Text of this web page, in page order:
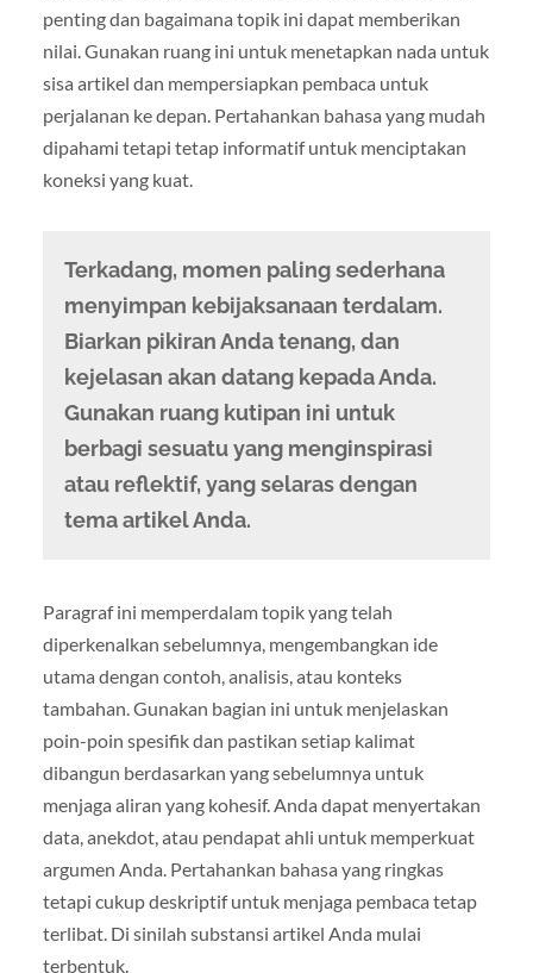
penting dan bagaimana topik ini dapat memberikan
nilai. Gunakan ruang ini untuk menetapkan nada untuk
sisa artikel dan mempersiapkan pembaca untuk
perjalanan ke depan. Pertahankan bahasa yang mudah
dipahami tetapi tetap informatif untuk menciptakan
koneksi yang kuat.
Terkadang, momen paling sederhana
menyimpan kebijaksanaan terdalam.
Biarkan pikiran Anda tenang, dan
kejelasan akan datang kepada Anda.
Gunakan ruang kutipan ini untuk
berbagi sesuatu yang menginspirasi
atau reflektif, yang selaras dengan
tema artikel Anda.
Paragraf ini memperdalam topik yang telah
diperkenalkan sebelumnya, mengembangkan ide
utama dengan contoh, analisis, atau konteks
tambahan. Gunakan bagian ini untuk menjelaskan
poin-poin spesifik dan pastikan setiap kalimat
dibangun berdasarkan yang sebelumnya untuk
menjaga aliran yang kohesif. Anda dapat menyertakan
data, anekdot, atau pendapat ahli untuk memperkuat
argumen Anda. Pertahankan bahasa yang ringkas
tetapi cukup deskriptif untuk menjaga pembaca tetap
terlibat. Di sinilah substansi artikel Anda mulai
terbentuk.